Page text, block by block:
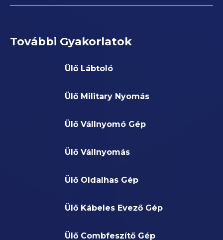
További Gyakorlatok
Ülő Lábtoló
Ülő Military Nyomás
Ülő Vállnyomó Gép
Ülő Vállnyomás
Ülő Oldalhas Gép
Ülő Kábeles Evező Gép
Ülő Combfeszítő Gép